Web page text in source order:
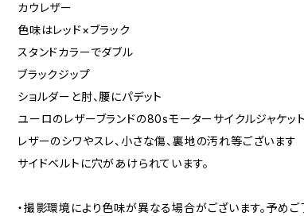
カウレザー
色味はレッド×ブラック
スタンドカラーでダブル
ブラックジップ
ショルダーと肘、腰にパデット
ユーロのレザーブランドの80sモーターサイクルジャケット
レザーのシワやスレ、小さな傷、裏地の汚れ等ございます
サイドベルトに穴があけられています。
・撮影環境により色味が異なる場合がございます。予めご